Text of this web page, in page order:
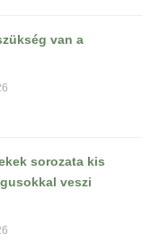
van a
sorozata kis
veszi